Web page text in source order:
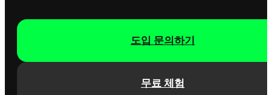
무료 체험
도입 문의하기